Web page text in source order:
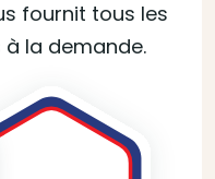
fournit tous les
la demande.